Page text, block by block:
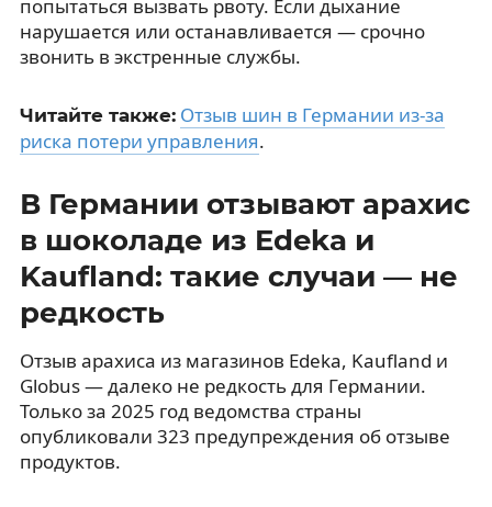
попытаться вызвать рвоту. Если дыхание
нарушается или останавливается — срочно
звонить в экстренные службы.
Читайте также: Отзыв шин в Германии из-за
риска потери управления.
В Германии отзывают арахис
в шоколаде из Edeka и
Kaufland: такие случаи — не
редкость
Отзыв арахиса из магазинов Edeka, Kaufland и
Globus — далеко не редкость для Германии.
Только за 2025 год ведомства страны
опубликовали 323 предупреждения об отзыве
продуктов.